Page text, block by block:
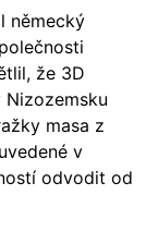
německý
že 3D
masa z
v
odvodit od